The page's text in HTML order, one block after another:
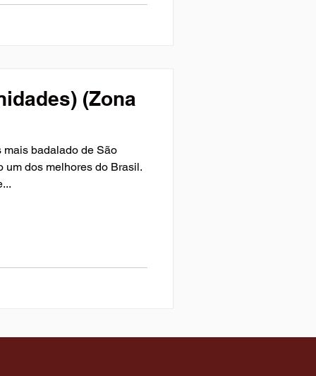
(Zona
mais badalado de São
um dos melhores do Brasil.